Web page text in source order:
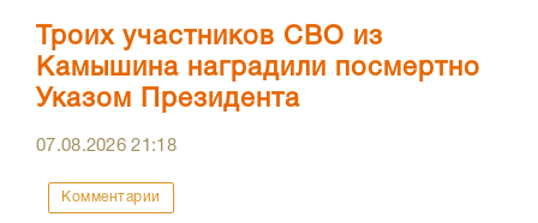
Троих участников СВО из
Камышина наградили посмертно
Указом Президента
07.08.202621:18
Комментарии